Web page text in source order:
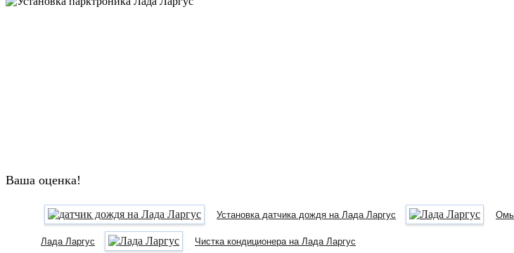
Ваша оценка!
Установка датчика дождя на Лада Ларгус
Лада Ларгус Чистка кондиционера на Лада Ларгус